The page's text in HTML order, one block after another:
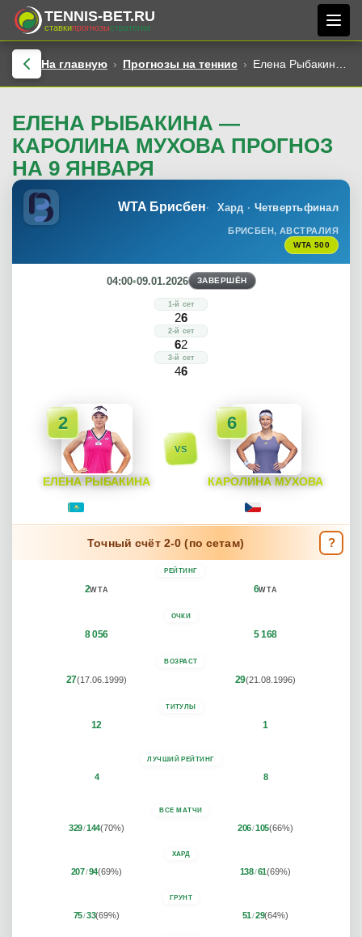
TENNIS-BET.RU
ставкипрогнозыстратегии
На главную Прогнозы на теннис Елена Рыбакина — Каролина Мухова прогноз на 9 января
ЕЛЕНА РЫБАКИНА —
КАРОЛИНА МУХОВА ПРОГНОЗ
НА 9 ЯНВАРЯ
WTA Брисбен Хард Четвертьфинал
БРИСБЕН, АВСТРАЛИЯ
WTA 500
04:00•09.01.2026 ЗАВЕРШЁН
2
1-й сет
6
6
2-й сет
2
4
3-й сет
6
2
ЕЛЕНА РЫБАКИНА
6
КАРОЛИНА МУХОВА
VS
Точный счёт 2-0 (по сетам) ?
2WTA
РЕЙТИНГ
6WTA
8 056
ОЧКИ
5 168
27(17.06.1999)
ВОЗРАСТ
29(21.08.1996)
12
ТИТУЛЫ
1
4
ЛУЧШИЙ РЕЙТИНГ
8
329/144(70%)
ВСЕ МАТЧИ
206/105(66%)
207/94(69%)
ХАРД
138/61(69%)
75/33(69%)
ГРУНТ
51/29(64%)